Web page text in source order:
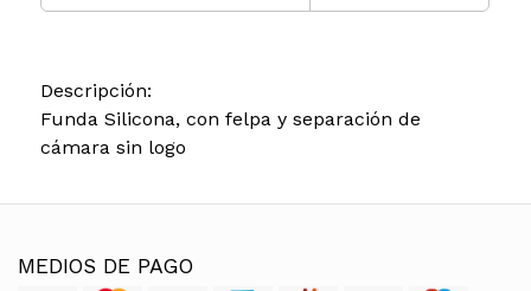
Descripción:
Funda Silicona, con felpa y separación de
cámara sin logo
MEDIOS DE PAGO